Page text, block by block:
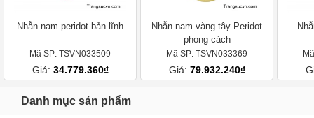
Nhẫn nam peridot bản lĩnh
Mã SP: TSVN033509
Giá: 34.779.360₫
Nhẫn nam vàng tây Peridot
phong cách
Mã SP: TSVN033369
Giá: 79.932.240₫
Danh mục sản phẩm